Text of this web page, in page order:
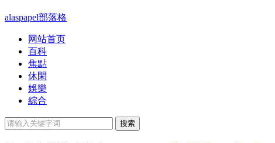
alaspapel部落格
网站首页
百科
焦點
休閑
娛樂
綜合